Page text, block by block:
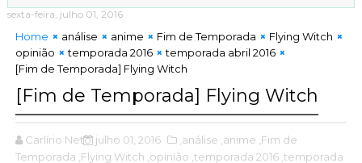
sexta-feira, julho 01, 2016
Home análise anime Fim de Temporada
Flying Witch
opinião
temporada 2016
temporada abril 2016
[Fim de Temporada] Flying Witch
[Fim de Temporada] Flying Witch
Carlírio Neto julho 01, 2016 ,análise ,anime ,Fim de
Temporada ,Flying Witch ,opinião ,temporada 2016 ,temporada